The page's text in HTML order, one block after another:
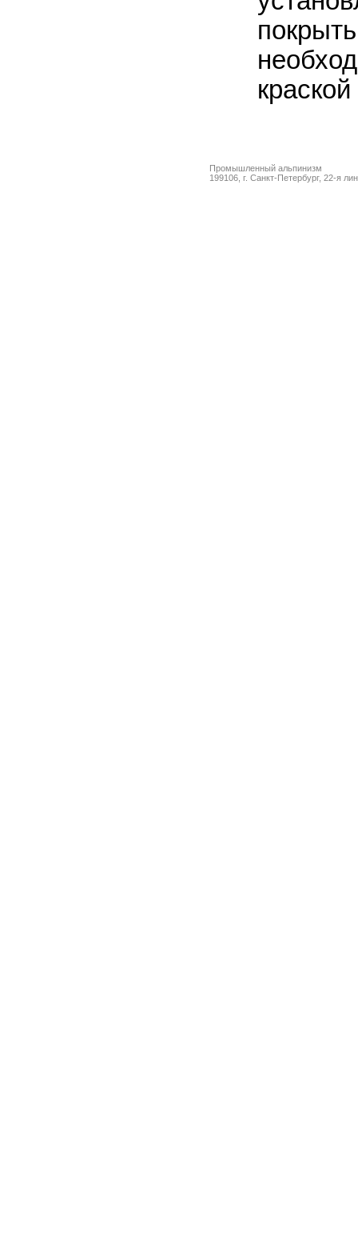
Промышленный альпинизм
199106, г. Санкт-Петербург, 22-я